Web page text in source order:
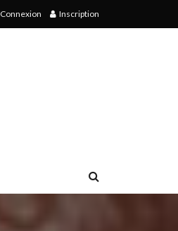
Connexion Inscription